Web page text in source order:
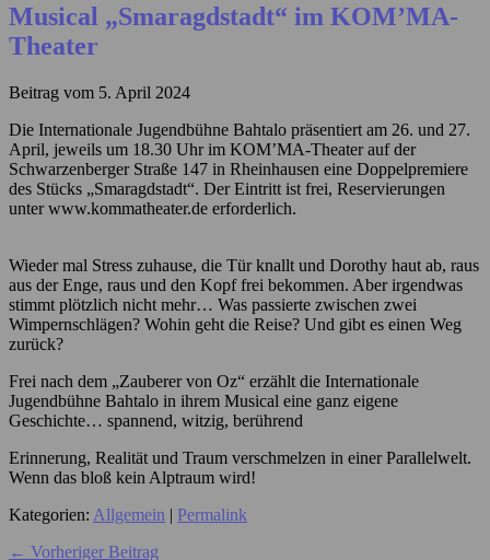
Musical „Smaragdstadt“ im KOM’MA-
Theater
Beitrag vom 5. April 2024
Die Internationale Jugendbühne Bahtalo präsentiert am 26. und 27.
April, jeweils um 18.30 Uhr im KOM’MA-Theater auf der
Schwarzenberger Straße 147 in Rheinhausen eine Doppelpremiere
des Stücks „Smaragdstadt“. Der Eintritt ist frei, Reservierungen
unter www.kommatheater.de erforderlich.
Wieder mal Stress zuhause, die Tür knallt und Dorothy haut ab, raus
aus der Enge, raus und den Kopf frei bekommen. Aber irgendwas
stimmt plötzlich nicht mehr… Was passierte zwischen zwei
Wimpernschlägen? Wohin geht die Reise? Und gibt es einen Weg
zurück?
Frei nach dem „Zauberer von Oz“ erzählt die Internationale
Jugendbühne Bahtalo in ihrem Musical eine ganz eigene
Geschichte… spannend, witzig, berührend
Erinnerung, Realität und Traum verschmelzen in einer Parallelwelt.
Wenn das bloß kein Alptraum wird!
Kategorien: Allgemein | Permalink
← Vorheriger Beitrag